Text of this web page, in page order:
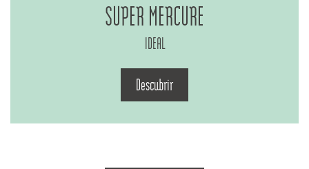
SUPER MERCURE
IDEAL
Descubrir